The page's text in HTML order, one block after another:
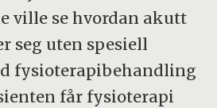
bevegelser som gir
senefester.
fysioterapi, albuen i
ville se hvordan akutt
seg uten spesiell
fysioterapibehandling
får fysioterapi